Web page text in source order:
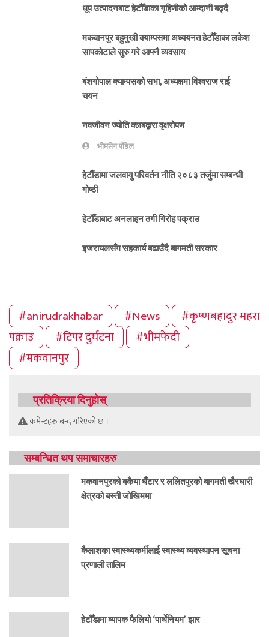
धूप उत्पादनबाट हेटौँडाका गृहिणीको आम्दानी बढ्दै
मकवानपुर बहुमुखी क्याम्पसमा अध्ययनत हेटौँडाका लकेश
सापकोटाले सुरु गरे आफ्नै व्यवसाय
बंशगोपाल क्याम्पसको सभा, अध्यक्षमा विश्वराज राई
चयन
नवजीवन ज्योति क्लबद्वारा वृक्षरोपण
भीमसेन पौडेल
हेटाैँडामा जलवायु परिवर्तन नीति २०८३ तर्जुमा सम्बन्धी
गोष्ठी
हेटौँडाबाट अनलाइन ठगी गिरोह पक्राउ
इजरायलसँग सहकार्य बढाउँदै बागमती सरकार
#anirudrakhabar #News
#कृष्णबहादुर महरा
पक्राउ
#टिपर दुर्घटना
#भीमफेदी
#मकवानपुर
प्रतिक्रिया दिनुहोस्
कमेन्टहरु बन्द गरिएको छ ।
सम्बन्धित थप समाचारहरु
मकवानपुरको बकैया घैँटार र ललितपुरको बागमती खैरघारी
क्षेत्रको बस्ती जोखिममा
कैलाशका स्वास्थ्यकर्मीलाई स्वास्थ्य व्यवस्थापन सूचना
प्रणाली तालिम
हेटौँडामा व्यापक फैलियो ‘पार्थेनियम’ झार